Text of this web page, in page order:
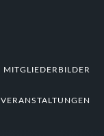
MITGLIEDERBILDER
VERANSTALTUNGEN